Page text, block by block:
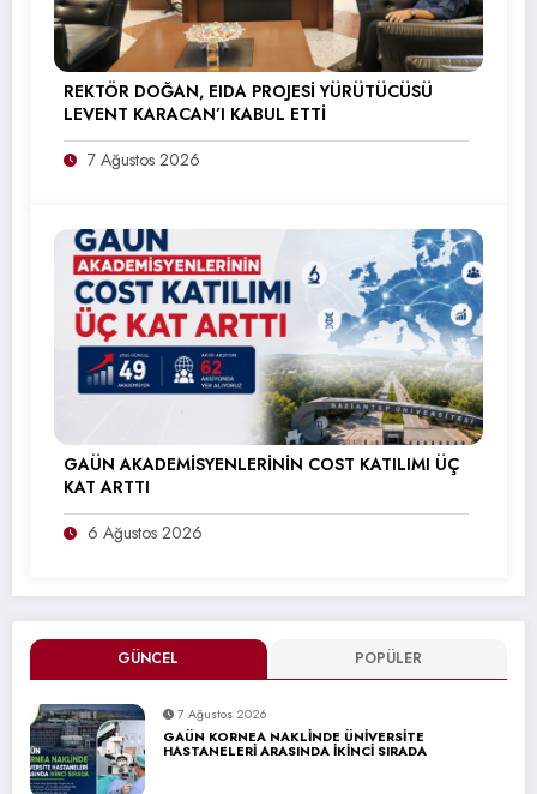
GÜNCEL POPÜLER
7 Ağustos 2026
GAÜN KORNEA NAKLİNDE ÜNİVERSİTE
HASTANELERİ ARASINDA İKİNCİ SIRADA
REKTÖR DOĞAN, EIDA PROJESİ YÜRÜTÜCÜSÜ
LEVENT KARACAN’I KABUL ETTİ
7 Ağustos 2026
GAÜN AKADEMİSYENLERİNİN COST KATILIMI ÜÇ
KAT ARTTI
6 Ağustos 2026